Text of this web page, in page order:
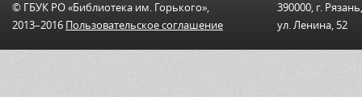
© ГБУК РО «Библиотека им. Горького»,
2013–2016 Пользовательскоe соглашениe
390000, г. Рязань,
ул. Ленина, 52